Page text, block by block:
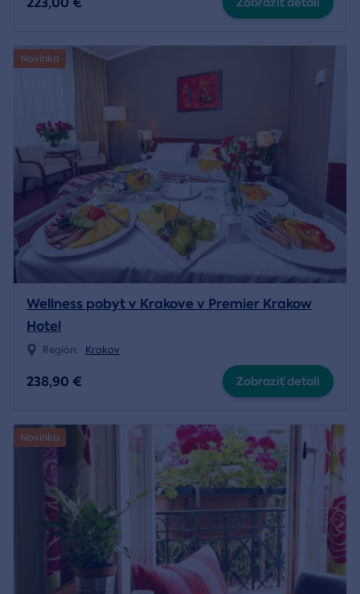
Novinka
Wellness pobyt v Krakove v Premier Krakow
Hotel
Región: Krakov
238,90 € Zobraziť detail
Novinka